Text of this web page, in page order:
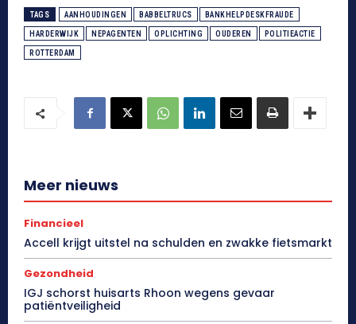
TAGS AANHOUDINGEN BABBELTRUCS BANKHELPDESKFRAUDE
HARDERWIJK NEPAGENTEN OPLICHTING OUDEREN POLITIEACTIE
ROTTERDAM
Meer nieuws
Financieel
Accell krijgt uitstel na schulden en zwakke fietsmarkt
Gezondheid
IGJ schorst huisarts Rhoon wegens gevaar
patiëntveiligheid